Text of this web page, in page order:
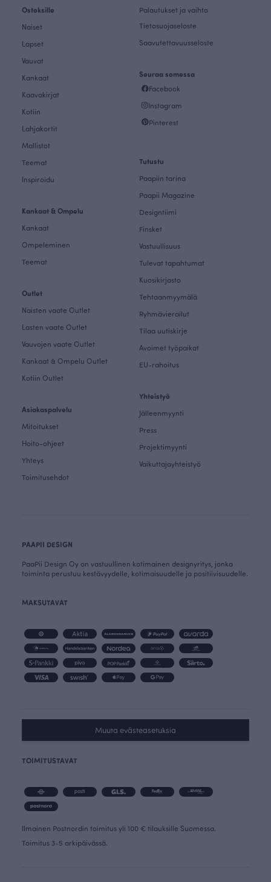
Ostoksille
Naiset
Lapset
Vauvat
Kankaat
Kaavakirjat
Kotiin
Lahjakortit
Mallistot
Teemat
Inspiroidu
Kankaat & Ompelu
Kankaat
Ompeleminen
Teemat
Outlet
Naisten vaate Outlet
Lasten vaate Outlet
Vauvojen vaate Outlet
Kankaat & Ompelu Outlet
Kotiin Outlet
Asiakaspalvelu
Mitoitukset
Hoito-ohjeet
Yhteys
Toimitusehdot
Palautukset ja vaihto
Tietosuojaseloste
Saavutettavuusseloste
Seuraa somessa
Facebook
Instagram
Pinterest
Tutustu
Paapiin tarina
Paapii Magazine
Designtiimi
Finsket
Vastuullisuus
Tulevat tapahtumat
Kuosikirjasto
Tehtaanmyymälä
Ryhmävierailut
Tilaa uutiskirje
Avoimet työpaikat
EU-rahoitus
Yhteistyö
Jälleenmyynti
Press
Projektimyynti
Vaikuttajayhteistyö
PAAPII DESIGN
PaaPii Design Oy on vastuullinen kotimainen designyritys, jonka
toiminta perustuu kestävyydelle, kotimaisuudelle ja positiivisuudelle.
MAKSUTAVAT
Muuta evästeasetuksia
TOIMITUSTAVAT
Ilmainen Postnordin toimitus yli 100 € tilauksille Suomessa.
Toimitus 3-5 arkipäivässä.